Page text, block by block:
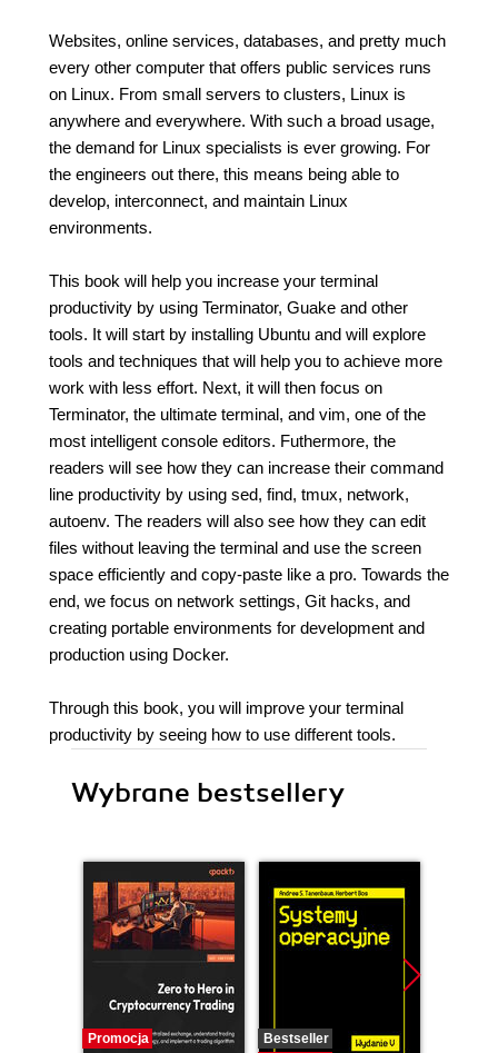
Websites, online services, databases, and pretty much
every other computer that offers public services runs
on Linux. From small servers to clusters, Linux is
anywhere and everywhere. With such a broad usage,
the demand for Linux specialists is ever growing. For
the engineers out there, this means being able to
develop, interconnect, and maintain Linux
environments.
This book will help you increase your terminal
productivity by using Terminator, Guake and other
tools. It will start by installing Ubuntu and will explore
tools and techniques that will help you to achieve more
work with less effort. Next, it will then focus on
Terminator, the ultimate terminal, and vim, one of the
most intelligent console editors. Futhermore, the
readers will see how they can increase their command
line productivity by using sed, find, tmux, network,
autoenv. The readers will also see how they can edit
files without leaving the terminal and use the screen
space efficiently and copy-paste like a pro. Towards the
end, we focus on network settings, Git hacks, and
creating portable environments for development and
production using Docker.
Through this book, you will improve your terminal
productivity by seeing how to use different tools.
Wybrane bestsellery
Promocja
Bestseller